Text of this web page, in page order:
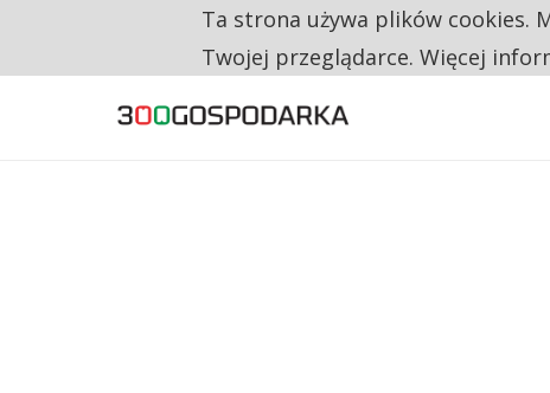
RESTRYKCJE CHIN UDERZAJĄ W EUROPEJSKI
Ta strona używa plików cookies.
Twojej przeglądarce. Więcej